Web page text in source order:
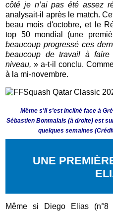
côté je n’ai pas été assez
analysait-il après le match.
beau mois d'octobre, et le
top 50 mondial (une
beaucoup progressé ces
beaucoup de travail à
niveau,» a-t-il conclu.
à la mi-novembre.
Même s'il s'est incliné face à
Sébastien Bonmalais (à droite) est
quelques semaines
UNE
Même si Diego Elias (n°8